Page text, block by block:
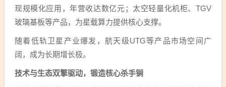
现规模化应用，年营收达数亿元；太空轻量化机柜、TGV
玻璃基板等产品，为星载算力提供核心支撑。
随着低轨卫星产业爆发，航天级UTG等产品市场空间广
阔，成为长期增长极。
技术与生态双擎驱动，锻造核心杀手锏